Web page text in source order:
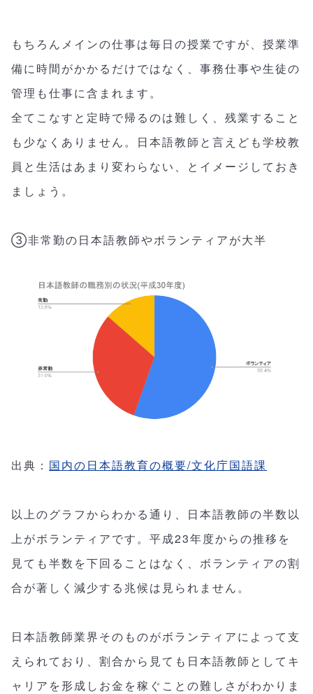
もちろんメインの仕事は毎日の授業ですが、授業準
備に時間がかかるだけではなく、事務仕事や生徒の
管理も仕事に含まれます。
全てこなすと定時で帰るのは難しく、残業すること
も少なくありません。日本語教師と言えども学校教
員と生活はあまり変わらない、とイメージしておき
ましょう。
③非常勤の日本語教師やボランティアが大半
出典： 国内の日本語教育の概要/文化庁国語課
以上のグラフからわかる通り、日本語教師の半数以
上がボランティアです。平成23年度からの推移を
見ても半数を下回ることはなく、ボランティアの割
合が著しく減少する兆候は見られません。
日本語教師業界そのものがボランティアによって支
えられており、割合から見ても日本語教師としてキ
ャリアを形成しお金を稼ぐことの難しさがわかりま